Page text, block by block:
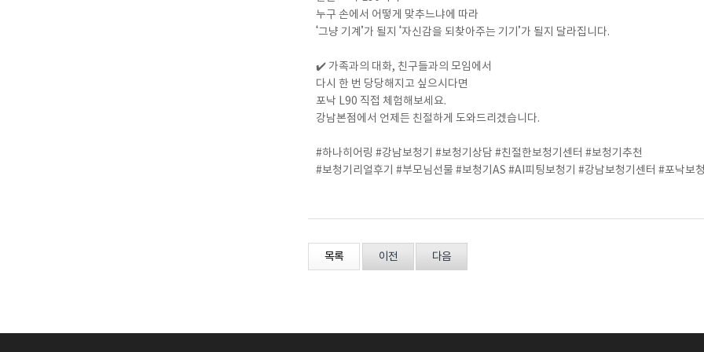
누구 손에서 어떻게 맞추느냐에 따라
‘그냥 기계’가 될지 ‘자신감을 되찾아주는 기기’가 될지 달라집니다.
✔️ 가족과의 대화, 친구들과의 모임에서
다시 한 번 당당해지고 싶으시다면
포낙 L90 직접 체험해보세요.
강남본점에서 언제든 친절하게 도와드리겠습니다.
#하나히어링 #강남보청기 #보청기상담 #친절한보청기센터 #보청기추천
#보청기리얼후기 #부모님선물 #보청기AS #AI피팅보청기 #강남보청기센터 #포낙보
목록 이전 다음